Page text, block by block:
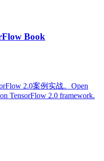
Book
2.0案例实战。Open
TensorFlow 2.0 framework.